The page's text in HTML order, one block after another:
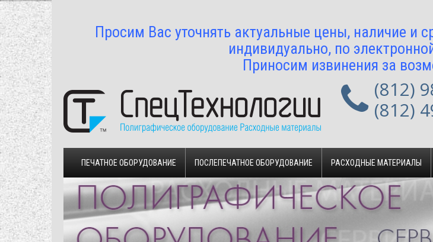
Просим Вас уточнять актуальные цены, наличие и
индивидуально, по
Приносим извинения за
(812)
(812)
ПЕЧАТНОЕ ОБОРУДОВАНИЕ ПОСЛЕПЕЧАТНОЕ ОБОРУДОВАНИЕ РАСХОДНЫЕ МАТЕРИАЛЫ